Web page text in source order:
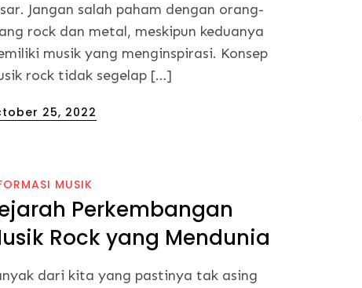
Jangan salah paham dengan orang-
rock dan metal, meskipun keduanya
musik yang menginspirasi. Konsep
rock tidak segelap […]
25, 2022
MUSIK
Perkembangan
Rock yang Mendunia
dari kita yang pastinya tak asing